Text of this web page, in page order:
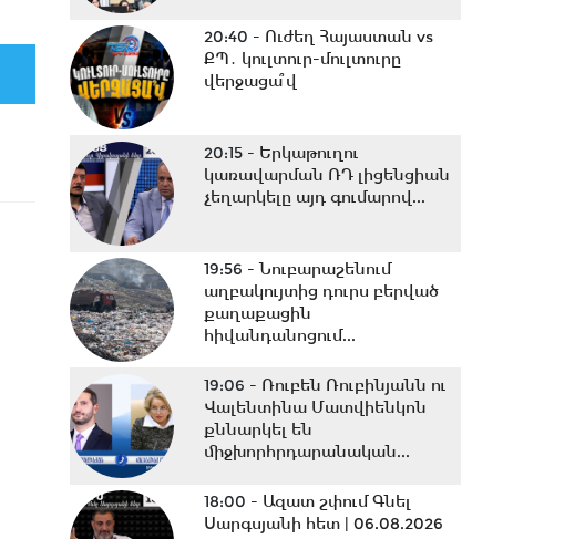
20:40 - Ուժեղ Հայաստան vs
ՔՊ․ կուլտուր-մուլտուրը
վերջացա՞վ
20:15 - Երկաթուղու
կառավարման ՌԴ լիցենցիան
չեղարկելը այդ գումարով...
19:56 -Նուբարաշենում
աղբակույտից դուրս բերված
քաղաքացին
հիվանդանոցում...
19:06 - Ռուբեն Ռուբինյանն ու
Վալենտինա Մատվիենկոն
քննարկել են
միջխորհրդարանական...
18:00 - Ազատ շփում Գնել
Սարգսյանի հետ | 06.08.2026